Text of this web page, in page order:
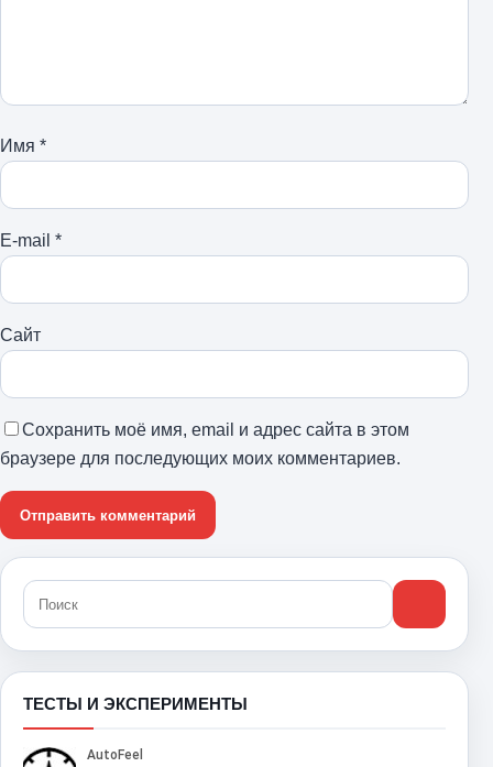
Имя *
E-mail *
Сайт
Сохранить моё имя, email и адрес сайта в этом
браузере для последующих моих комментариев.
ТЕСТЫ И ЭКСПЕРИМЕНТЫ